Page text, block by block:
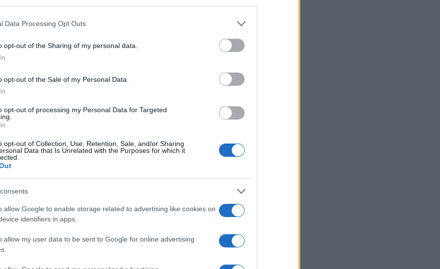
Data Processing Opt Outs
opt-out of the Sharing of my personal data.
opt-out of the Sale of my Personal Data.
opt-out of processing my Personal Data for Targeted
opt-out of Collection, Use, Retention, Sale, and/or Sharing
Data that Is Unrelated with the Purposes for which it
allow Google to enable storage related to advertising like cookies on
identifiers in apps.
allow my user data to be sent to Google for online advertising
της
Βασίλειο